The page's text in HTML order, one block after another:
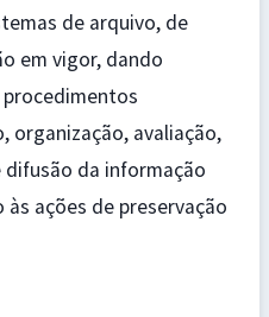
de arquivo, de
em vigor, dando
organização, avaliação,
difusão da informação
ações de preservação